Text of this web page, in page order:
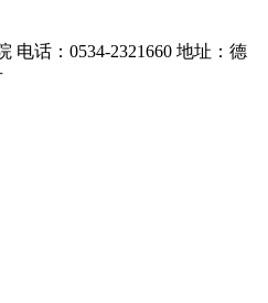
电话：0534-2321660 地址：德